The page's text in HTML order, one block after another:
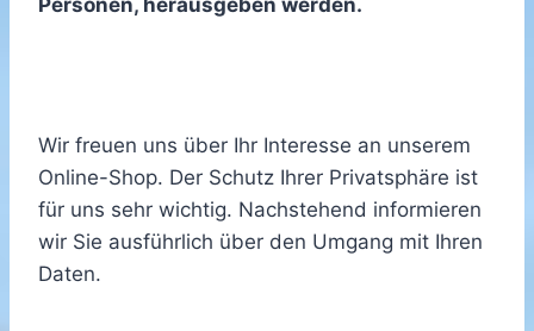
Wir freuen uns über Ihr Interesse an unserem
Online-Shop. Der Schutz Ihrer Privatsphäre ist
für uns sehr wichtig. Nachstehend informieren
wir Sie ausführlich über den Umgang mit Ihren
Daten.